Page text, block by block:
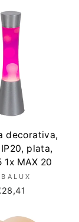
decorativa,
plata,
1x MAX 20